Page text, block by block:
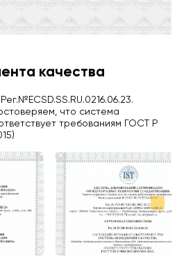
Всем рекомендую
Maps
качества
что система
требованиям ГОСТ Р